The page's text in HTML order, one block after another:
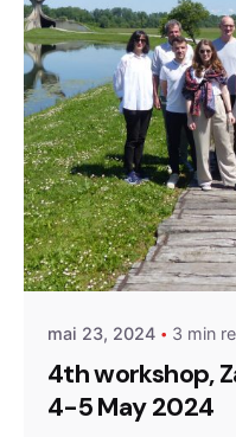
Posted by
admin
mai 23, 2024 3 min
4th workshop,
4-5 May 2024